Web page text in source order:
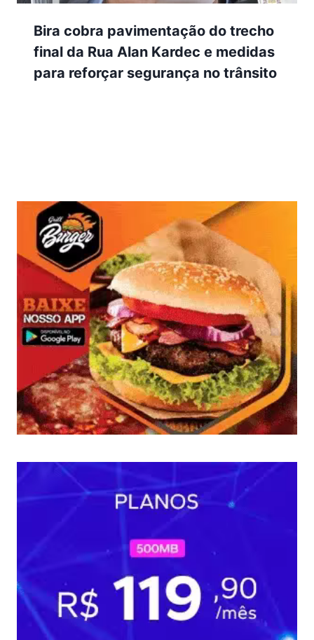
Bira cobra pavimentação do trecho
final da Rua Alan Kardec e medidas
para reforçar segurança no trânsito